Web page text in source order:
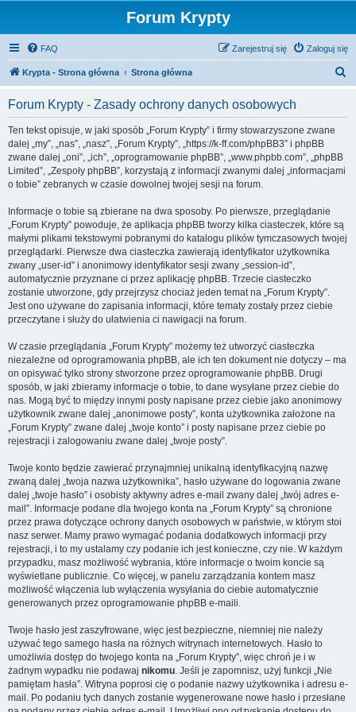
Forum Krypty
FAQ Zaloguj się
Zarejestruj się
Krypta - Strona główna Strona główna
Forum Krypty - Zasady ochrony danych osobowych
Ten tekst opisuje, w jaki sposób „Forum Krypty” i firmy stowarzyszone zwane
dalej „my”, „nas”, „nasz”, „Forum Krypty”, „https://k-ff.com/phpBB3” i phpBB
zwane dalej „oni”, „ich”, „oprogramowanie phpBB”, „www.phpbb.com”, „phpBB
Limited”, „Zespoły phpBB”, korzystają z informacji zwanymi dalej „informacjami
o tobie” zebranych w czasie dowolnej twojej sesji na forum.
Informacje o tobie są zbierane na dwa sposoby. Po pierwsze, przeglądanie
„Forum Krypty” powoduje, że aplikacja phpBB tworzy kilka ciasteczek, które są
małymi plikami tekstowymi pobranymi do katalogu plików tymczasowych twojej
przeglądarki. Pierwsze dwa ciasteczka zawierają identyfikator użytkownika
zwany „user-id” i anonimowy identyfikator sesji zwany „session-id”,
automatycznie przyznane ci przez aplikację phpBB. Trzecie ciasteczko
zostanie utworzone, gdy przejrzysz chociaż jeden temat na „Forum Krypty”.
Jest ono używane do zapisania informacji, które tematy zostały przez ciebie
przeczytane i służy do ułatwienia ci nawigacji na forum.
W czasie przeglądania „Forum Krypty” możemy też utworzyć ciasteczka
niezależne od oprogramowania phpBB, ale ich ten dokument nie dotyczy – ma
on opisywać tylko strony stworzone przez oprogramowanie phpBB. Drugi
sposób, w jaki zbieramy informacje o tobie, to dane wysyłane przez ciebie do
nas. Mogą być to między innymi posty napisane przez ciebie jako anonimowy
użytkownik zwane dalej „anonimowe posty”, konta użytkownika założone na
„Forum Krypty” zwane dalej „twoje konto” i posty napisane przez ciebie po
rejestracji i zalogowaniu zwane dalej „twoje posty”.
Twoje konto będzie zawierać przynajmniej unikalną identyfikacyjną nazwę
zwaną dalej „twoja nazwa użytkownika”, hasło używane do logowania zwane
dalej „twoje hasło” i osobisty aktywny adres e-mail zwany dalej „twój adres e-
mail”. Informacje podane dla twojego konta na „Forum Krypty” są chronione
przez prawa dotyczące ochrony danych osobowych w państwie, w którym stoi
nasz serwer. Mamy prawo wymagać podania dodatkowych informacji przy
rejestracji, i to my ustalamy czy podanie ich jest konieczne, czy nie. W każdym
przypadku, masz możliwość wybrania, które informacje o twoim koncie są
wyświetlane publicznie. Co więcej, w panelu zarządzania kontem masz
możliwość włączenia lub wyłączenia wysyłania do ciebie automatycznie
generowanych przez oprogramowanie phpBB e-maili.
Twoje hasło jest zaszyfrowane, więc jest bezpieczne, niemniej nie należy
używać tego samego hasła na różnych witrynach internetowych. Hasło to
umożliwia dostęp do twojego konta na „Forum Krypty”, więc chroń je i w
żadnym wypadku nie podawaj nikomu. Jeśli je zapomnisz, użyj funkcji „Nie
pamiętam hasła”. Witryna poprosi cię o podanie nazwy użytkownika i adresu e-
mail. Po podaniu tych danych zostanie wygenerowane nowe hasło i przesłane